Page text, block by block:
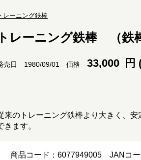
レーニング鉄棒
トレーニング鉄棒 （鉄
売日 1980/09/01 価格 33,000 円
来のトレーニング鉄棒より大きく、
きます。
商品コード：6077949005 JANコ